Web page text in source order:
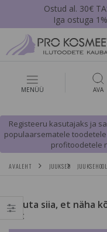
Ostud al. 30€
Iga ostuga
MENÜÜ AVA
Registeeru kasutajaks ja
populaarsematele
profitoodetele
AVALEHT JUUKSED
Vajuta siia, et näha
Set